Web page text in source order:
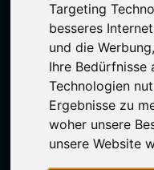
Targeting
besseres
und die
Ihre Bedürfnisse
Technologien
Ergebnisse zu
woher unsere
unsere Website